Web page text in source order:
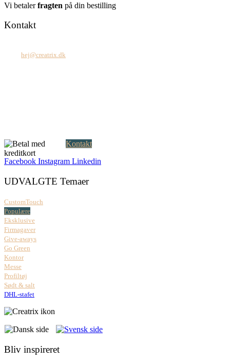
Vi betalerfragten på din bestilling
Kontakt
hej@creatrix.dk
Kontakt
Facebook Instagram Linkedin
UDVALGTE Temaer
CustomTouch
Populære
Eksklusive
Firmagaver
Give-aways
Go Green
Kontor
Messe
Profiltøj
Sødt & salt
DHL-stafet
Bliv inspireret